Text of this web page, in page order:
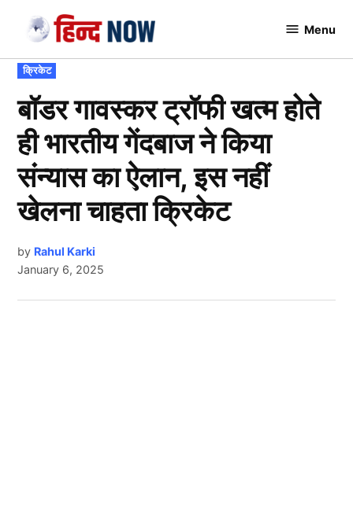
content
Menu
POSTED
IN
क्रिकेट
बॉडर गावस्कर ट्रॉफी खत्म होते
ही भारतीय गेंदबाज ने किया
संन्यास का ऐलान, इस नहीं
खेलना चाहता क्रिकेट
by Rahul Karki
January 6, 2025